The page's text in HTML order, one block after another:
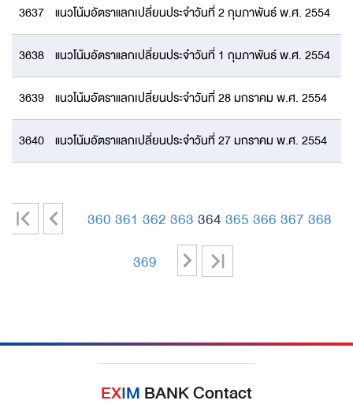
3637 แนวโน้มอัตราแลกเปลี่ยนประจำวันที่ 2 กุมภาพันธ์ พ.ศ. 2554
3638 แนวโน้มอัตราแลกเปลี่ยนประจำวันที่ 1 กุมภาพันธ์ พ.ศ. 2554
3639 แนวโน้มอัตราแลกเปลี่ยนประจำวันที่ 28 มกราคม พ.ศ. 2554
3640 แนวโน้มอัตราแลกเปลี่ยนประจำวันที่ 27 มกราคม พ.ศ. 2554
<
<
360
- 361- 362
- 363
- 364
- 365
- 366
- 367
- 368
-
369 >
EXIMBANK Contact